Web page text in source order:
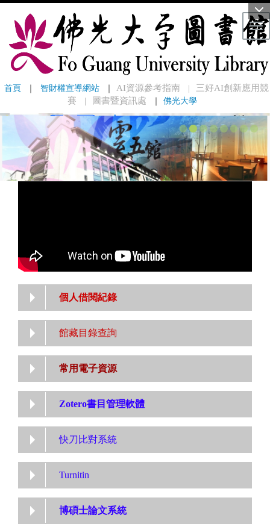
首頁 ｜ 智財權宣導網站 ｜ AI資源參考指南
三好AI創新應用競
賽
圖書暨資訊處 ｜ 佛光大學
個人借閱紀錄
館藏目錄查詢
常用電子資源
Zotero書目管理軟體
快刀比對系統
Turnitin
博碩士論文系統